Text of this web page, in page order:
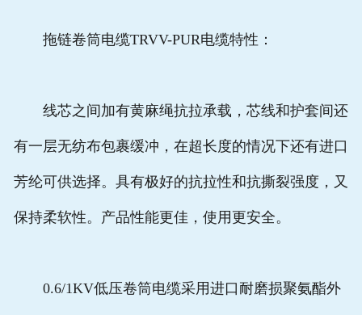
拖链卷筒电缆TRVV-PUR电缆特性：
线芯之间加有黄麻绳抗拉承载，芯线和护套间还
有一层无纺布包裹缓冲，在超长度的情况下还有进口
芳纶可供选择。具有极好的抗拉性和抗撕裂强度，又
保持柔软性。产品性能更佳，使用更安全。
0.6/1KV低压卷筒电缆采用进口耐磨损聚氨酯外